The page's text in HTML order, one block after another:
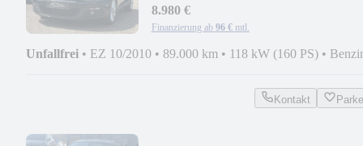
NEU+KD NEU
8.980 €
Finanzierung ab 96 € mtl.
Unfallfrei • EZ 10/2010 • 89.000 km • 118 kW (160 PS) •
Kontakt